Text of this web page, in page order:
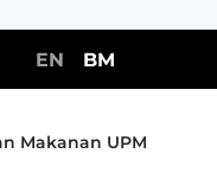
EN BM
Makanan UPM